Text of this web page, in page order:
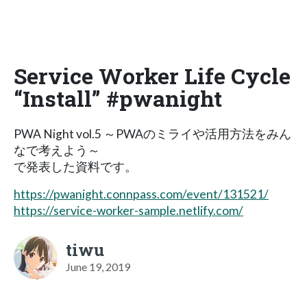
Service Worker Life Cycle
“Install” #pwanight
PWA Night vol.5 ～PWAのミライや活用方法をみん
なで考えよう～
で発表した資料です。
https://pwanight.connpass.com/event/131521/
https://service-worker-sample.netlify.com/
tiwu
June 19, 2019